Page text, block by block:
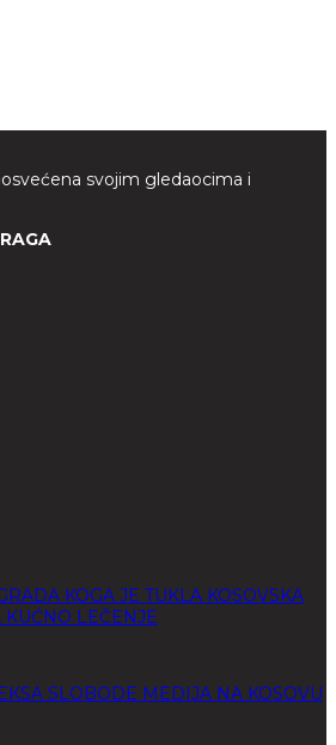
svojim gledaocima i
KOGA JE TUKLA KOSOVSKA
LEČENJE
SLOBODE MEDIJA NA KOSOVU